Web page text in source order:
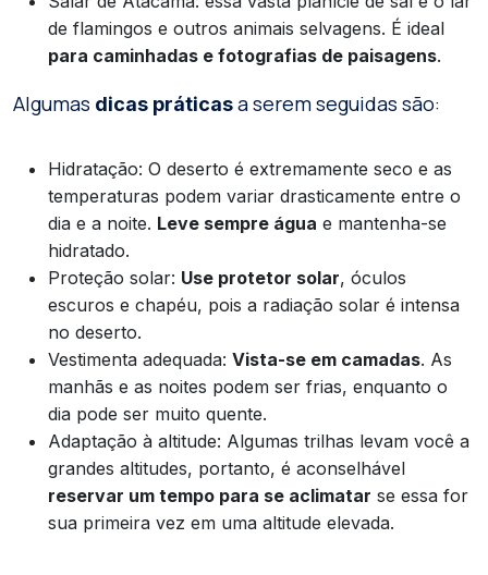
de flamingos e outros animais selvagens. É ideal
para caminhadas e fotografias de paisagens.
Algumas dicas práticasa serem seguidas são:
Hidratação: O deserto é extremamente seco e as
temperaturas podem variar drasticamente entre o
dia e a noite. Leve sempre água e mantenha-se
hidratado.
Proteção solar: Use protetor solar, óculos
escuros e chapéu, pois a radiação solar é intensa
no deserto.
Vestimenta adequada: Vista-se em camadas. As
manhãs e as noites podem ser frias, enquanto o
dia pode ser muito quente.
Adaptação à altitude: Algumas trilhas levam você a
grandes altitudes, portanto, é aconselhável
reservar um tempo para se aclimatar se essa for
sua primeira vez em uma altitude elevada.